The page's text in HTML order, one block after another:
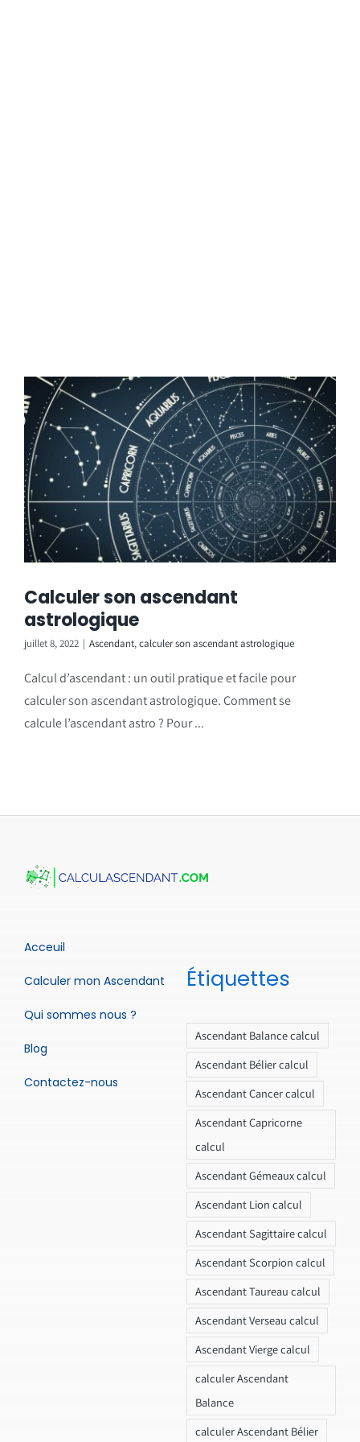
Calculer son ascendant
astrologique
juillet 8, 2022 | Ascendant,calculer son ascendant astrologique
Calcul d’ascendant : un outil pratique et facile pour
calculer son ascendant astrologique. Comment se
calcule l’ascendant astro ? Pour ...
Acceuil
Calculer mon Ascendant
Qui sommes nous ?
Blog
Contactez-nous
Étiquettes
Ascendant Balance calcul
Ascendant Bélier calcul
Ascendant Cancer calcul
Ascendant Capricorne
calcul
Ascendant Gémeaux calcul
Ascendant Lion calcul
Ascendant Sagittaire calcul
Ascendant Scorpion calcul
Ascendant Taureau calcul
Ascendant Verseau calcul
Ascendant Vierge calcul
calculer Ascendant
Balance
calculer Ascendant Bélier